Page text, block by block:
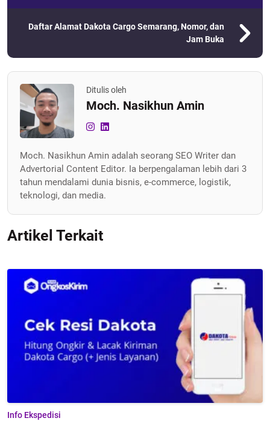
Daftar Alamat Dakota Cargo Semarang, Nomor, dan
Jam Buka
Ditulis oleh
Moch. Nasikhun Amin
Moch. Nasikhun Amin adalah seorang SEO Writer dan
Advertorial Content Editor. Ia berpengalaman lebih dari 3
tahun mendalami dunia bisnis, e-commerce, logistik,
teknologi, dan media.
Artikel Terkait
Info Ekspedisi